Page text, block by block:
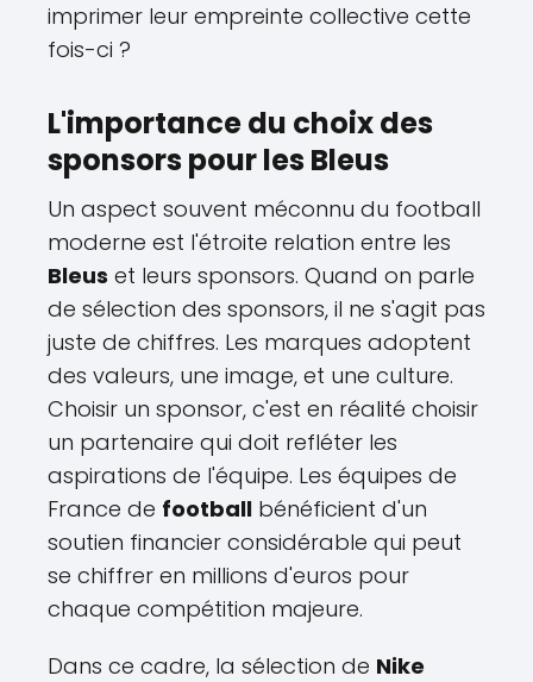
imprimer leur empreinte collective cette
fois-ci ?
L'importance du choix des
sponsors pour les Bleus
Un aspect souvent méconnu du football
moderne est l'étroite relation entre les
Bleus et leurs sponsors. Quand on parle
de sélection des sponsors, il ne s'agit pas
juste de chiffres. Les marques adoptent
des valeurs, une image, et une culture.
Choisir un sponsor, c'est en réalité choisir
un partenaire qui doit refléter les
aspirations de l'équipe. Les équipes de
France de football bénéficient d'un
soutien financier considérable qui peut
se chiffrer en millions d'euros pour
chaque compétition majeure.
Dans ce cadre, la sélection de Nike